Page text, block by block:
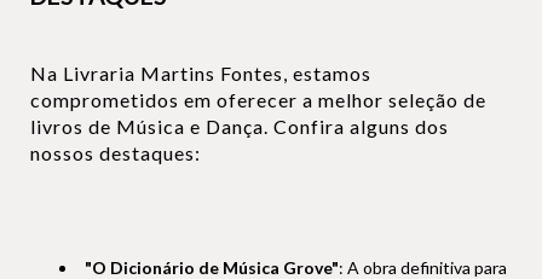
Na Livraria Martins Fontes, estamos
comprometidos em oferecer a melhor seleção de
livros de Música e Dança. Confira alguns dos
nossos destaques:
"O Dicionário de Música Grove": A obra definitiva para